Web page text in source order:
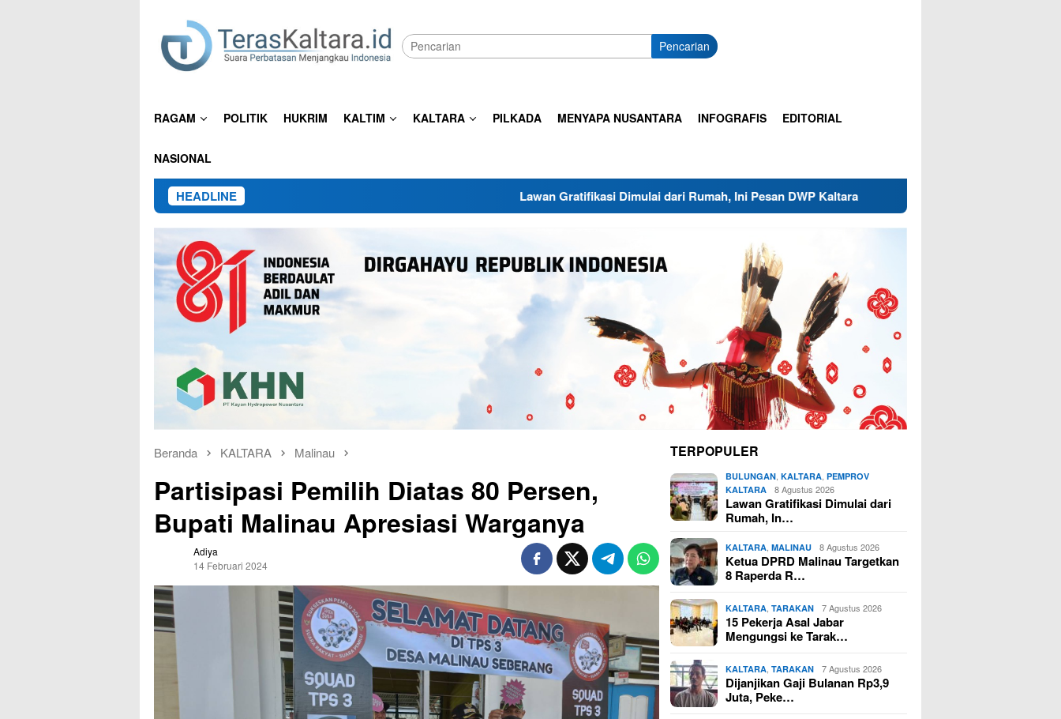
konten
Pencarian
RAGAM POLITIK HUKRIM KALTIM KALTARA PILKADA MENYAPA NUSANTARA INFOGRAFIS EDITORIAL
NASIONAL
HEADLINE Lawan Gratifikasi Dimulai dari Rumah, Ini Pesan DWP Kaltara Ketua DPRD Malinau Targetkan 8 Raperda
Beranda KALTARA Malinau
Partisipasi Pemilih Diatas 80 Persen,
Bupati Malinau Apresiasi Warganya
Adiya
14 Februari 2024
TERPOPULER
BULUNGAN ,KALTARA ,PEMPROV
KALTARA
8 Agustus 2026
Lawan Gratifikasi Dimulai dari
Rumah, In…
KALTARA ,MALINAU 8 Agustus 2026
Ketua DPRD Malinau Targetkan
8 Raperda R…
KALTARA ,TARAKAN 7 Agustus 2026
15 Pekerja Asal Jabar
Mengungsi ke Tarak…
KALTARA ,TARAKAN 7 Agustus 2026
Dijanjikan Gaji Bulanan Rp3,9
Juta, Peke…